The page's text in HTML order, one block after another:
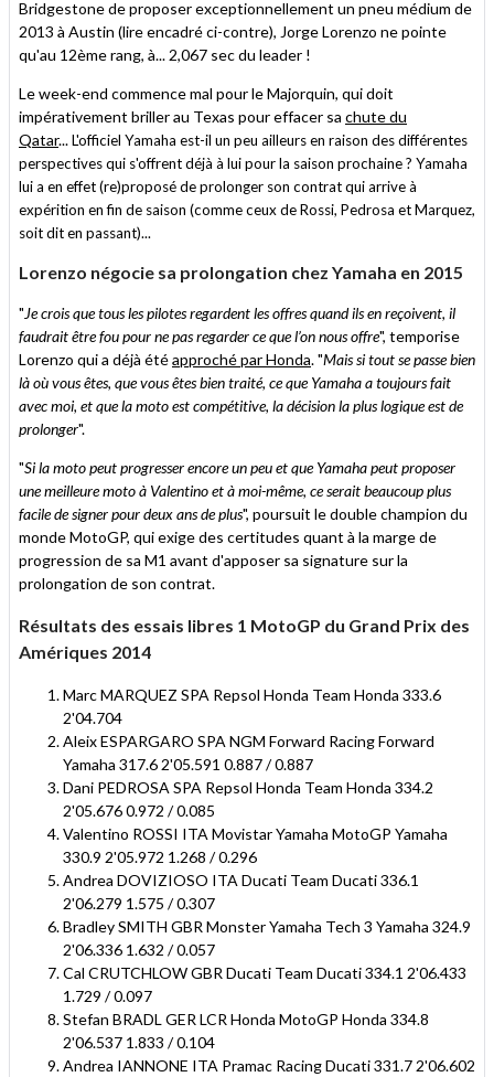
Bridgestone de proposer exceptionnellement un pneu médium de
2013 à Austin (lire encadré ci-contre), Jorge Lorenzo ne pointe
qu'au 12ème rang, à... 2,067 sec du leader !
Le week-end commence mal pour le Majorquin, qui doit
impérativement briller au Texas pour effacer sa chute du
Qatar...L'officiel Yamaha est-il un peu ailleurs en raison des différentes
perspectives qui s'offrent déjà à lui pour la saison prochaine ? Yamaha
lui a en effet (re)proposé de prolonger son contrat qui arrive à
expérition en fin de saison (comme ceux de Rossi, Pedrosa et Marquez,
soit dit en passant)...
Lorenzo négocie sa prolongation chez Yamaha en 2015
"Je crois que tous les pilotes regardent les offres quand ils en reçoivent, il
faudrait être fou pour ne pas regarder ce que l’on nous offre", temporise
Lorenzo qui a déjà étéapproché par Honda. "Mais si tout se passe bien
là où vous êtes, que vous êtes bien traité, ce que Yamaha a toujours fait
avec moi, et que la moto est compétitive, la décision la plus logique est de
prolonger".
"Si la moto peut progresser encore un peu et que Yamaha peut proposer
une meilleure moto à Valentino et à moi-même, ce serait beaucoup plus
facile de signer pour deux ans de plus", poursuit le double champion du
monde MotoGP, qui exige des certitudes quant à la marge de
progression de sa M1 avant d'apposer sa signature sur la
prolongation de son contrat.
Résultats des essais libres 1 MotoGP du Grand Prix des
Amériques 2014
Marc MARQUEZ SPA Repsol Honda Team Honda 333.6
2'04.704
Aleix ESPARGARO SPA NGM Forward Racing Forward
Yamaha 317.6 2'05.591 0.887 / 0.887
Dani PEDROSA SPA Repsol Honda Team Honda 334.2
2'05.676 0.972 / 0.085
Valentino ROSSI ITA Movistar Yamaha MotoGP Yamaha
330.9 2'05.972 1.268 / 0.296
Andrea DOVIZIOSO ITA Ducati Team Ducati 336.1
2'06.279 1.575 / 0.307
Bradley SMITH GBR Monster Yamaha Tech 3 Yamaha 324.9
2'06.336 1.632 / 0.057
Cal CRUTCHLOW GBR Ducati Team Ducati 334.1 2'06.433
1.729 / 0.097
Stefan BRADL GER LCR Honda MotoGP Honda 334.8
2'06.537 1.833 / 0.104
Andrea IANNONE ITA Pramac Racing Ducati 331.7 2'06.602